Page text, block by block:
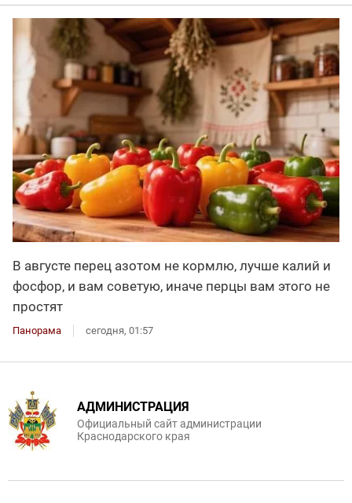
В августе перец азотом не кормлю, лучше калий и
фосфор, и вам советую, иначе перцы вам этого не
простят
Панорама сегодня, 01:57
АДМИНИСТРАЦИЯ
Официальный сайт администрации
Краснодарского края